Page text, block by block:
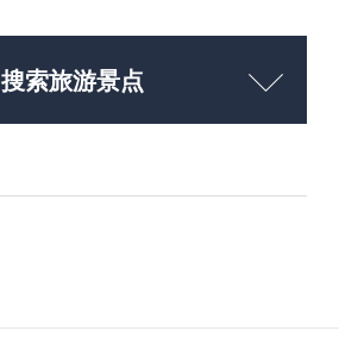
搜索旅游景点